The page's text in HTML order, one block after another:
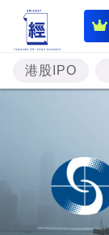
即
資
港股IPO